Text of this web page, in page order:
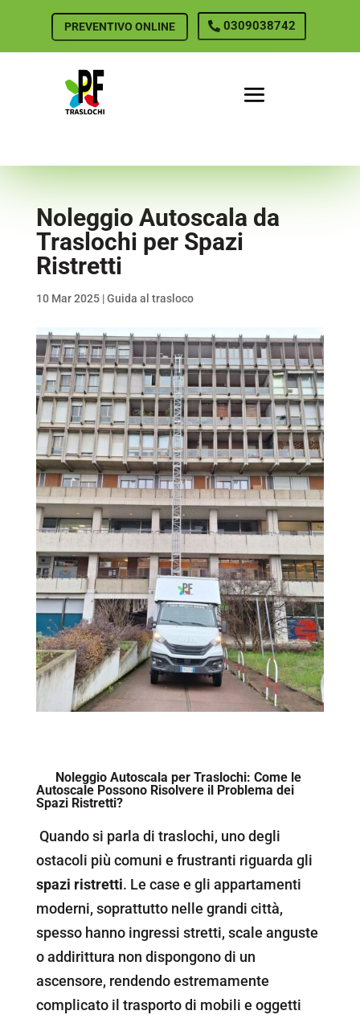
PREVENTIVO ONLINE 0309038742
Noleggio Autoscala da
Traslochi per Spazi
Ristretti
10 Mar 2025|Guida al trasloco
Noleggio Autoscala per Traslochi: Come le
Autoscale Possono Risolvere il Problema dei
Spazi Ristretti?
Quando si parla di traslochi, uno degli
ostacoli più comuni e frustranti riguarda gli
spazi ristretti. Le case e gli appartamenti
moderni, soprattutto nelle grandi città,
spesso hanno ingressi stretti, scale anguste
o addirittura non dispongono di un
ascensore, rendendo estremamente
complicato il trasporto di mobili e oggetti